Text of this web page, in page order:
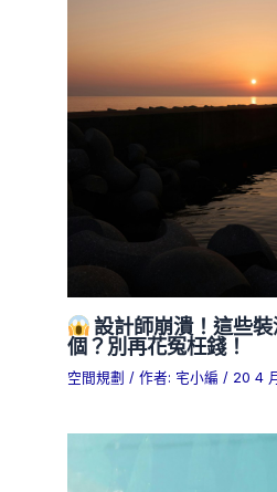
設計師崩潰！這些
個？別再花冤枉錢！
空間規劃 / 作者: 宅小編 / 20 4